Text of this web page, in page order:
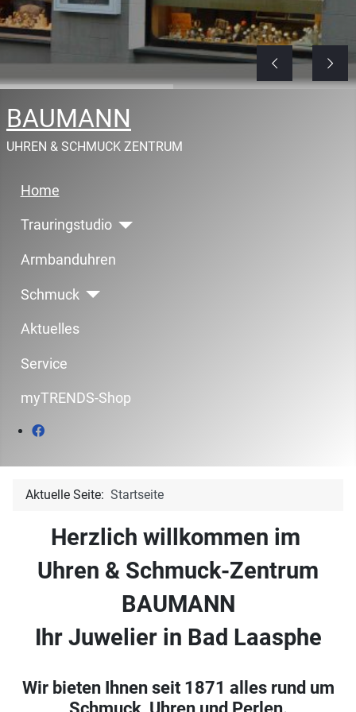
BAUMANN
UHREN & SCHMUCK ZENTRUM
Home
Trauringstudio
Armbanduhren
Schmuck
Aktuelles
Service
myTRENDS-Shop
Aktuelle Seite: Startseite
Herzlich willkommen im
Uhren & Schmuck-Zentrum
BAUMANN
Ihr Juwelier in Bad Laasphe
Wir bieten Ihnen seit 1871 alles rund um